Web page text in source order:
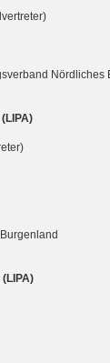
Nördliches